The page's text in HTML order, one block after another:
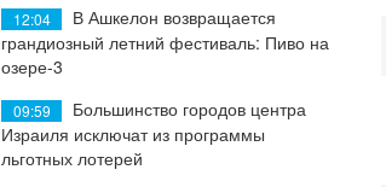
12:04
В Ашкелон возвращается
грандиозный летний фестиваль: Пиво на
озере-3
09:59
Большинство городов центра
Израиля исключат из программы
льготных лотерей